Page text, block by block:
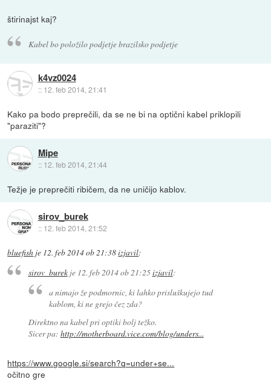
štirinajst kaj?
Kabel bo položilo podjetje brazilsko podjetje
k4vz0024
:: 12. feb 2014, 21:41
Kako pa bodo preprečili, da se ne bi na optični kabel priklopili
"paraziti"?
Mipe
:: 12. feb 2014, 21:44
Težje je preprečiti ribičem, da ne uničijo kablov.
sirov_burek
:: 12. feb 2014, 21:52
bluefish je 12. feb 2014 ob 21:38izjavil:
sirov_burekje 12. feb 2014 ob 21:25izjavil:
a nimajo že podmornic, ki lahko prisluškujejo tud
kablom, ki ne grejo čez zda?
Direktno na kabel pri optiki bolj težko.
Sicer pa: http://motherboard.vice.com/blog/unders...
https://www.google.si/search?q=under+se...
očitno gre